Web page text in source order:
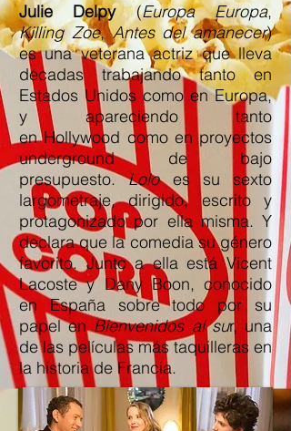
Julie Delpy(Europa Europa,
Killing Zoe,Antes del amanecer)
es una veterana actriz que lleva
décadas trabajando tanto en
Estados Unidos como en Europa,
y apareciendo tanto
en Hollywood como en proyectos
underground de bajo
presupuesto.Loloes su sexto
largometraje, dirigido, escrito y
protagonizado por ella misma. Y
declara que la comedia su género
favorito. Junto a ella está Vicent
Lacoste y Dany Boon, conocido
en España sobre todo por su
papel enBienvenidos al sur, una
de las películas más taquilleras en
la historia de Francia.